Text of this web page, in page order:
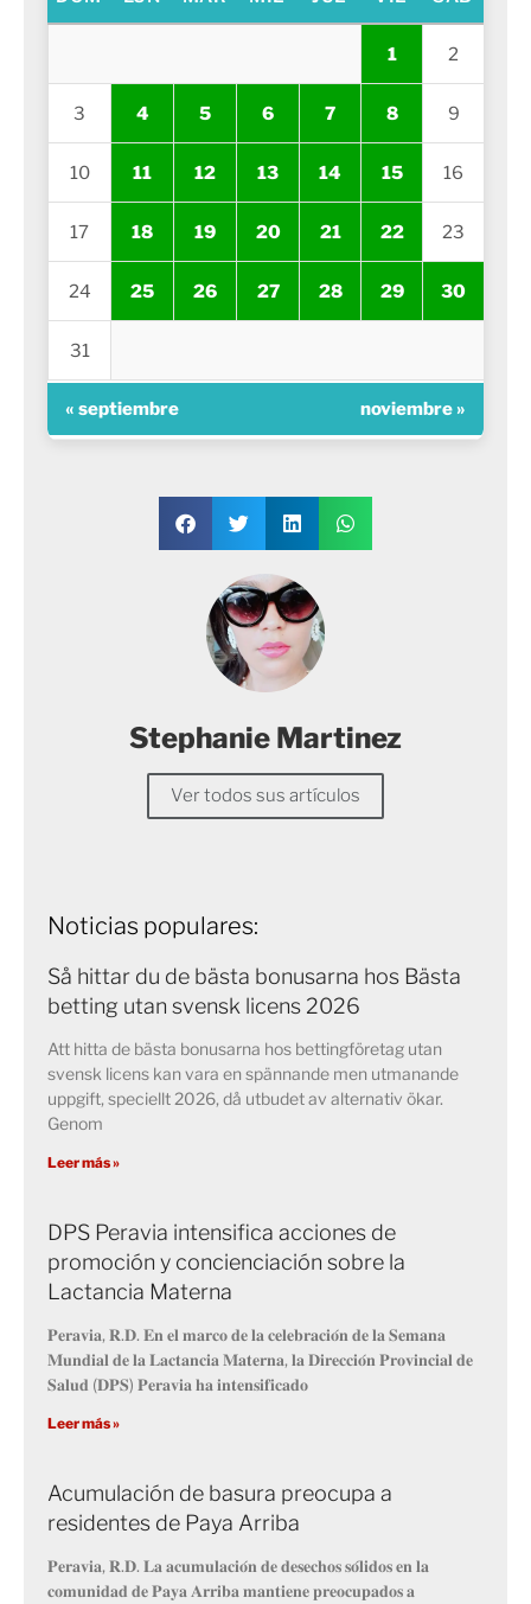
1 2
3 4 5 6 7 8 9
10 11 12 13 14 15 16
17 18 19 20 21 22 23
24 25 26 27 28 29 30
31
« septiembre noviembre »
Stephanie Martinez
Ver todos sus artículos
Noticias populares:
Så hittar du de bästa bonusarna hos Bästa
betting utan svensk licens 2026
Att hitta de bästa bonusarna hos bettingföretag utan
svensk licens kan vara en spännande men utmanande
uppgift, speciellt 2026, då utbudet av alternativ ökar.
Genom
Leer más »
DPS Peravia intensifica acciones de
promoción y concienciación sobre la
Lactancia Materna
𝐏𝐞𝐫𝐚𝐯𝐢𝐚, 𝐑.𝐃. 𝐄𝐧 𝐞𝐥 𝐦𝐚𝐫𝐜𝐨 𝐝𝐞 𝐥𝐚 𝐜𝐞𝐥𝐞𝐛𝐫𝐚𝐜𝐢𝐨́𝐧 𝐝𝐞 𝐥𝐚 𝐒𝐞𝐦𝐚𝐧𝐚
𝐌𝐮𝐧𝐝𝐢𝐚𝐥 𝐝𝐞 𝐥𝐚 𝐋𝐚𝐜𝐭𝐚𝐧𝐜𝐢𝐚 𝐌𝐚𝐭𝐞𝐫𝐧𝐚, 𝐥𝐚 𝐃𝐢𝐫𝐞𝐜𝐜𝐢𝐨́𝐧 𝐏𝐫𝐨𝐯𝐢𝐧𝐜𝐢𝐚𝐥 𝐝𝐞
𝐒𝐚𝐥𝐮𝐝 (𝐃𝐏𝐒) 𝐏𝐞𝐫𝐚𝐯𝐢𝐚 𝐡𝐚 𝐢𝐧𝐭𝐞𝐧𝐬𝐢𝐟𝐢𝐜𝐚𝐝𝐨
Leer más »
Acumulación de basura preocupa a
residentes de Paya Arriba
𝐏𝐞𝐫𝐚𝐯𝐢𝐚, 𝐑.𝐃. 𝐋𝐚 𝐚𝐜𝐮𝐦𝐮𝐥𝐚𝐜𝐢𝐨́𝐧 𝐝𝐞 𝐝𝐞𝐬𝐞𝐜𝐡𝐨𝐬 𝐬𝐨́𝐥𝐢𝐝𝐨𝐬 𝐞𝐧 𝐥𝐚
𝐜𝐨𝐦𝐮𝐧𝐢𝐝𝐚𝐝 𝐝𝐞 𝐏𝐚𝐲𝐚 𝐀𝐫𝐫𝐢𝐛𝐚 𝐦𝐚𝐧𝐭𝐢𝐞𝐧𝐞 𝐩𝐫𝐞𝐨𝐜𝐮𝐩𝐚𝐝𝐨𝐬 𝐚